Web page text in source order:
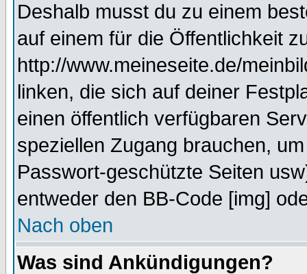
Deshalb musst du zu einem
auf einem für die Öffentlichkeit
http://www.meineseite.de/
linken, die sich auf deiner
einen öffentlich verfügbaren
speziellen Zugang brauchen,
Passwort-geschützte Seiten
entweder den BB-Code [img]
Nach oben
Was sind Ankündigungen?